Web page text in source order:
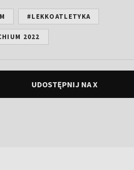
#LEKKOATLETYKA
2022
UDOSTĘPNIJ NA X